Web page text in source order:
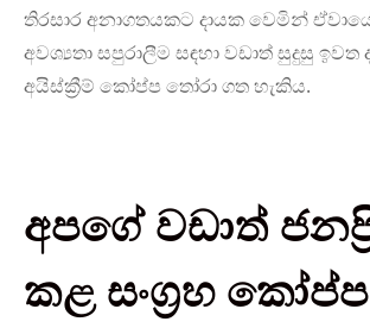
තිරසාර අනාගතයකට දායක වෙමින්
අවශ්‍යතා සපුරාලීම සඳහා වඩාත් සුදුසු ඉවත
අයිස්ක්‍රීම් කෝප්ප තෝරා ගත හැකිය.
අපගේ වඩාත්
කළ සංග්‍රහ කෝප්ප